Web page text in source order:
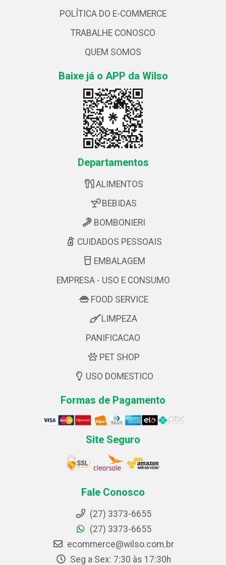
POLÍTICA DO E-COMMERCE
TRABALHE CONOSCO
QUEM SOMOS
Baixe já o APP da Wilso
Departamentos
ALIMENTOS
BEBIDAS
BOMBONIERI
CUIDADOS PESSOAIS
EMBALAGEM
EMPRESA - USO E CONSUMO
FOOD SERVICE
LIMPEZA
PANIFICACAO
PET SHOP
USO DOMESTICO
Formas de Pagamento
Site Seguro
Fale Conosco
(27) 3373-6655
(27) 3373-6655
ecommerce@wilso.com.br
Seg a Sex: 7:30 às 17:30h